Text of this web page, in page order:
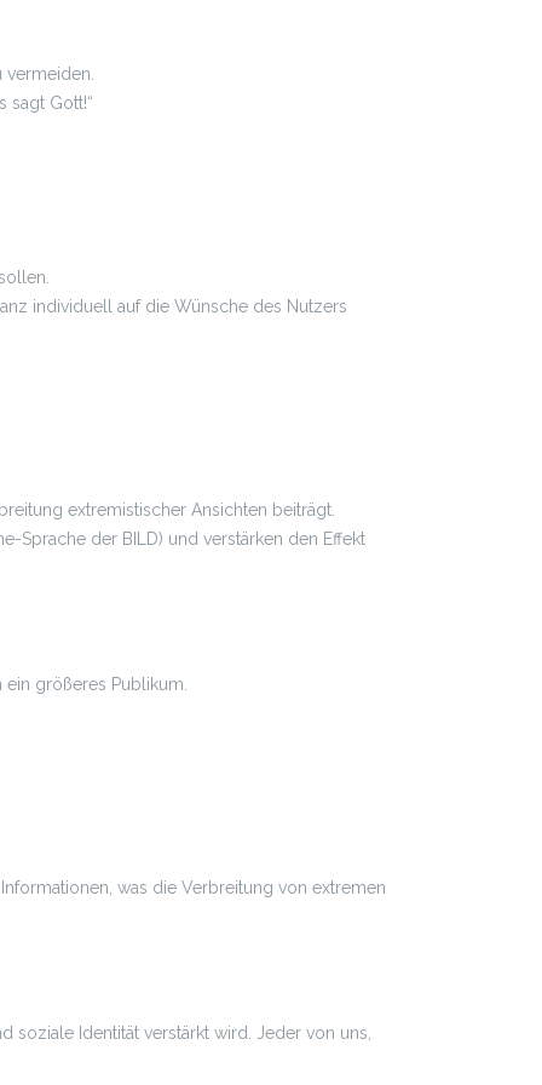
vermeiden.
sagt Gott!“
individuell auf die Wünsche des Nutzers
extremistischer Ansichten beiträgt.
Sprache der BILD) und verstärken den Effekt
größeres Publikum.
was die Verbreitung von extremen
soziale Identität verstärkt wird. Jeder von uns,